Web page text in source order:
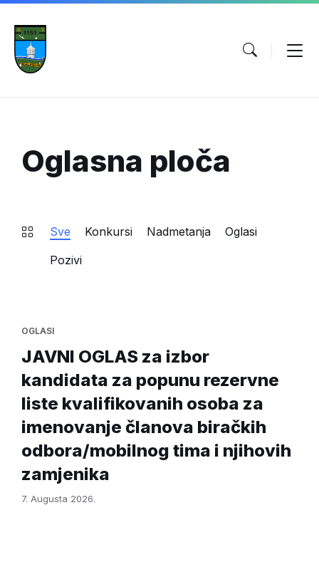
Oglasna ploča
Sve Konkursi Nadmetanja
Oglasi
Pozivi
OGLASI
JAVNI OGLAS za izbor
kandidata za popunu rezervne
liste kvalifikovanih osoba za
imenovanje članova biračkih
odbora/mobilnog tima i njihovih
zamjenika
7. Augusta 2026.